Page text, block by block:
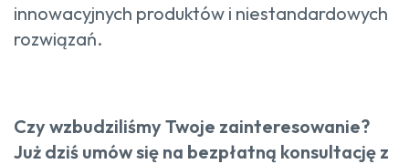
innowacyjnych produktów i niestandardowych
rozwiązań.
Czy wzbudziliśmy Twoje zainteresowanie?
Już dziś umów się na bezpłatną konsultację z